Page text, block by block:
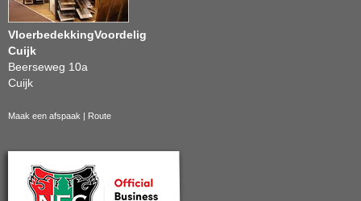
VloerbedekkingVoordelig
Cuijk
Beerseweg 10a
Cuijk
Maak een afspaak Route